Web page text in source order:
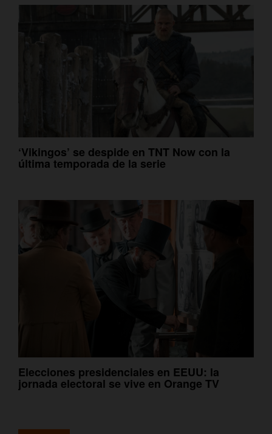
‘Vikingos’ se despide en TNT Now con la
última temporada de la serie
Elecciones presidenciales en EEUU: la
jornada electoral se vive en Orange TV